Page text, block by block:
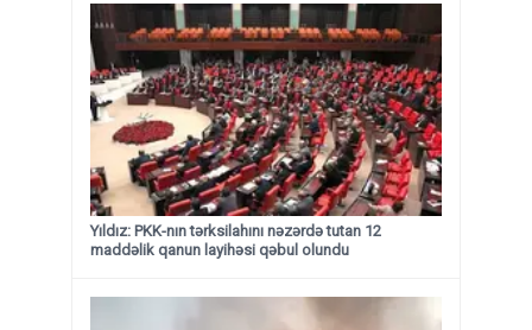
Yıldız: PKK-nın tərksilahını nəzərdə tutan 12
maddəlik qanun layihəsi qəbul olundu ​​​​​​​